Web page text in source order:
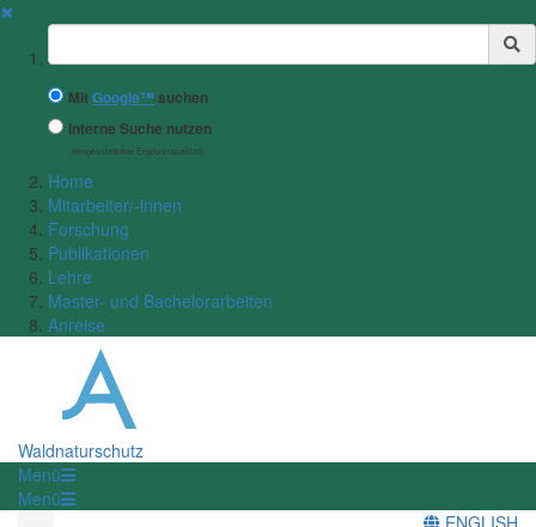
✖
Suchbegriff
MitGoogle™ suchen
Interne Suche nutzen
(eingeschränkte Ergebnisqualität)
Home
Mitarbeiter/-innen
Forschung
Publikationen
Lehre
Master- und Bachelorarbeiten
Anreise
Waldnaturschutz
Menü
Menü
ENGLISH